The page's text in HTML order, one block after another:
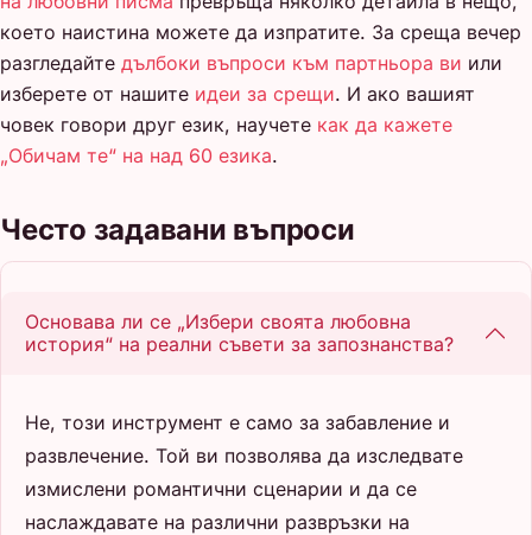
което наистина можете да изпратите. За среща вечер
разгледайте дълбоки въпроси към партньора ви или
изберете от нашите идеи за срещи. И ако вашият
човек говори друг език, научете как да кажете
„Обичам те“ на над 60 езика.
Често задавани въпроси
Основава ли се „Избери своята любовна
история“ на реални съвети за запознанства?
Не, този инструмент е само за забавление и
развлечение. Той ви позволява да изследвате
измислени романтични сценарии и да се
наслаждавате на различни развръзки на